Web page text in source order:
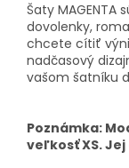
Šaty
dovolenky,
chcete cítiť
nadčasový
vašom šatníku
Poznámka:
veľkosť XS.